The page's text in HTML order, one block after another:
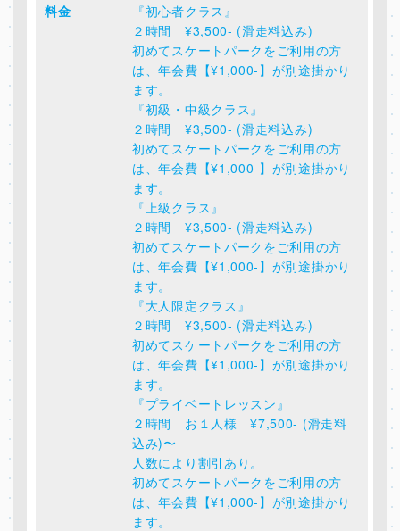
料金
『初心者クラス』
２時間 ¥3,500- (滑走料込み)
初めてスケートパークをご利用の方
は、年会費【¥1,000-】が別途掛かり
ます。
『初級・中級クラス』
２時間 ¥3,500- (滑走料込み)
初めてスケートパークをご利用の方
は、年会費【¥1,000-】が別途掛かり
ます。
『上級クラス』
２時間 ¥3,500- (滑走料込み)
初めてスケートパークをご利用の方
は、年会費【¥1,000-】が別途掛かり
ます。
『大人限定クラス』
２時間 ¥3,500- (滑走料込み)
初めてスケートパークをご利用の方
は、年会費【¥1,000-】が別途掛かり
ます。
『プライベートレッスン』
２時間 お１人様 ¥7,500- (滑走料
込み)〜
人数により割引あり。
初めてスケートパークをご利用の方
は、年会費【¥1,000-】が別途掛かり
ます。